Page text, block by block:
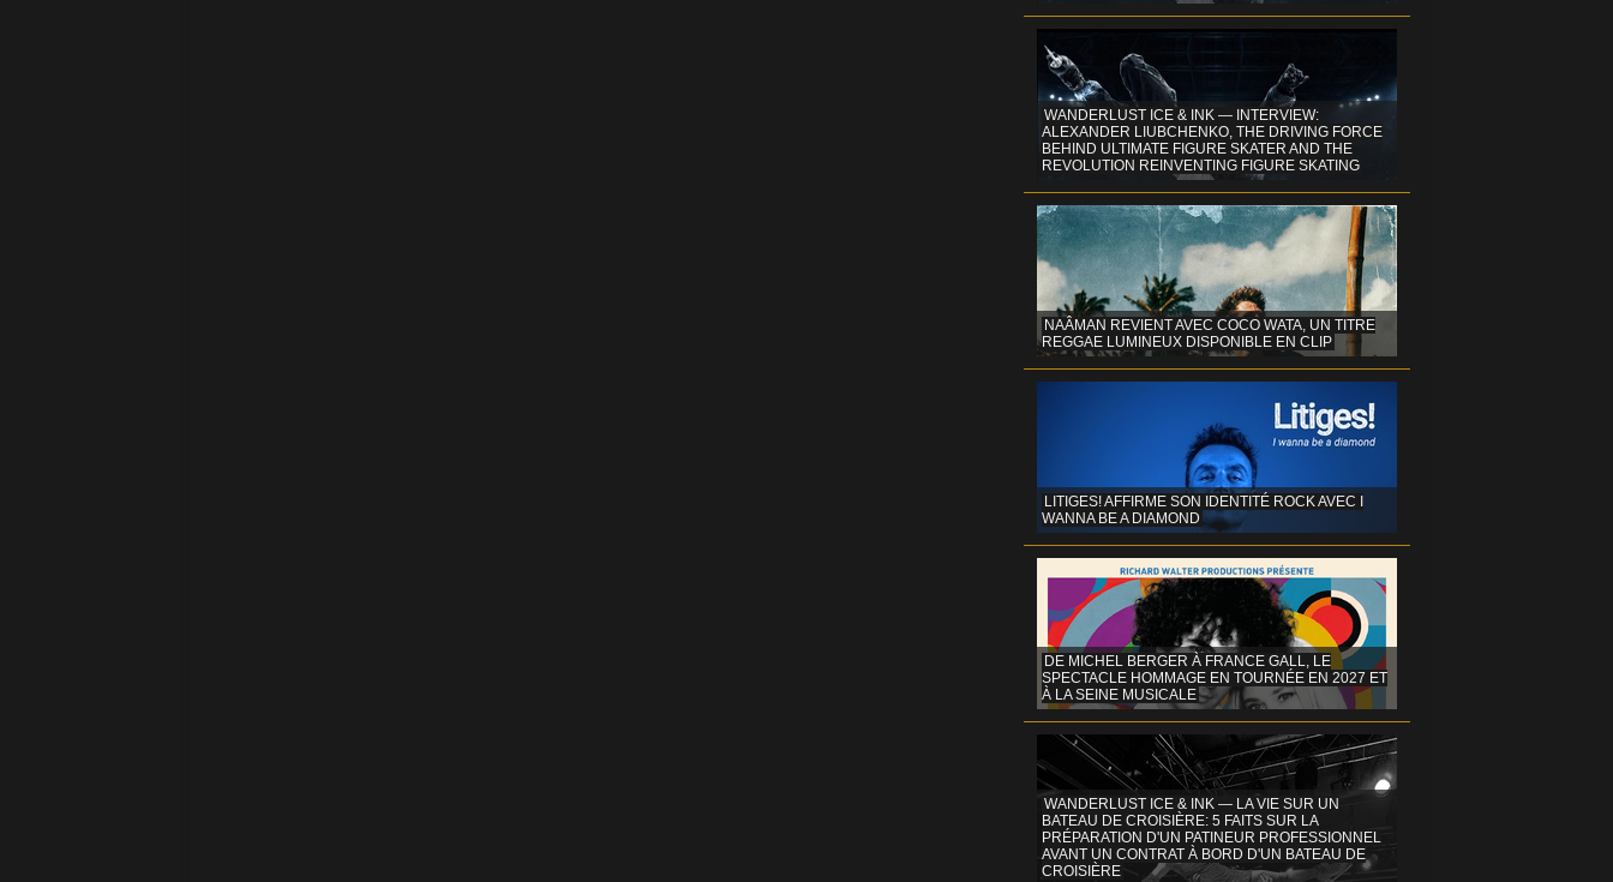
WANDERLUST ICE & INK — INTERVIEW:
ALEXANDER LIUBCHENKO, THE DRIVING FORCE
BEHIND ULTIMATE FIGURE SKATER AND THE
REVOLUTION REINVENTING FIGURE SKATING
NAÂMAN REVIENT AVEC COCO WATA, UN TITRE
REGGAE LUMINEUX DISPONIBLE EN CLIP
LITIGES! AFFIRME SON IDENTITÉ ROCK AVEC I
WANNA BE A DIAMOND
DE MICHEL BERGER À FRANCE GALL, LE
SPECTACLE HOMMAGE EN TOURNÉE EN 2027 ET
À LA SEINE MUSICALE
WANDERLUST ICE & INK — LA VIE SUR UN
BATEAU DE CROISIÈRE: 5 FAITS SUR LA
PRÉPARATION D'UN PATINEUR PROFESSIONNEL
AVANT UN CONTRAT À BORD D'UN BATEAU DE
CROISIÈRE